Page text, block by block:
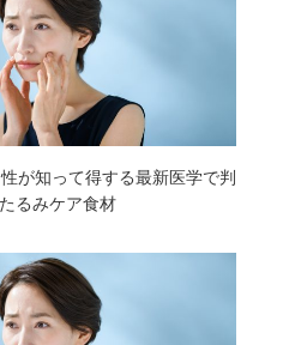
が知って得する最新医学で判
るみケア食材